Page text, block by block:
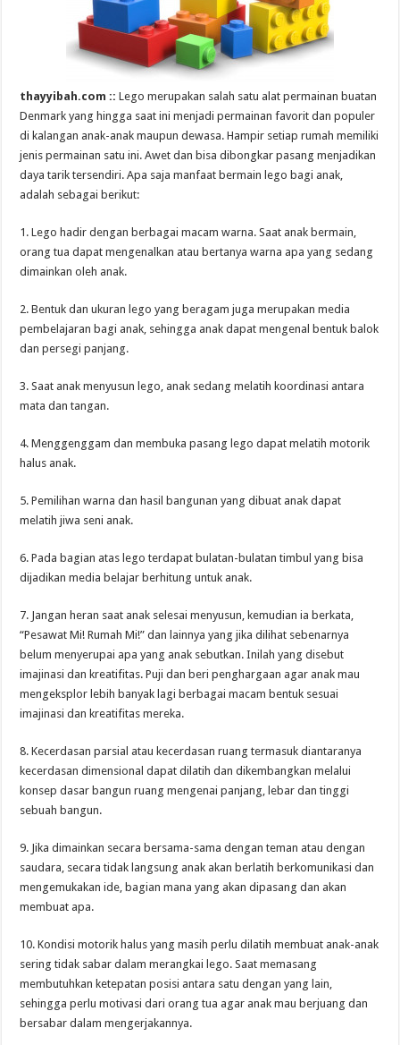
thayyibah.com ::Lego merupakan salah satu alat permainan buatan
Denmark yang hingga saat ini menjadi permainan favorit dan populer
di kalangan anak-anak maupun dewasa. Hampir setiap rumah memiliki
jenis permainan satu ini. Awet dan bisa dibongkar pasang menjadikan
daya tarik tersendiri. Apa saja manfaat bermain lego bagi anak,
adalah sebagai berikut:
1. Lego hadir dengan berbagai macam warna. Saat anak bermain,
orang tua dapat mengenalkan atau bertanya warna apa yang sedang
dimainkan oleh anak.
2. Bentuk dan ukuran lego yang beragam juga merupakan media
pembelajaran bagi anak, sehingga anak dapat mengenal bentuk balok
dan persegi panjang.
3. Saat anak menyusun lego, anak sedang melatih koordinasi antara
mata dan tangan.
4. Menggenggam dan membuka pasang lego dapat melatih motorik
halus anak.
5. Pemilihan warna dan hasil bangunan yang dibuat anak dapat
melatih jiwa seni anak.
6. Pada bagian atas lego terdapat bulatan-bulatan timbul yang bisa
dijadikan media belajar berhitung untuk anak.
7. Jangan heran saat anak selesai menyusun, kemudian ia berkata,
“Pesawat Mi! Rumah Mi!” dan lainnya yang jika dilihat sebenarnya
belum menyerupai apa yang anak sebutkan. Inilah yang disebut
imajinasi dan kreatifitas. Puji dan beri penghargaan agar anak mau
mengeksplor lebih banyak lagi berbagai macam bentuk sesuai
imajinasi dan kreatifitas mereka.
8. Kecerdasan parsial atau kecerdasan ruang termasuk diantaranya
kecerdasan dimensional dapat dilatih dan dikembangkan melalui
konsep dasar bangun ruang mengenai panjang, lebar dan tinggi
sebuah bangun.
9. Jika dimainkan secara bersama-sama dengan teman atau dengan
saudara, secara tidak langsung anak akan berlatih berkomunikasi dan
mengemukakan ide, bagian mana yang akan dipasang dan akan
membuat apa.
10. Kondisi motorik halus yang masih perlu dilatih membuat anak-anak
sering tidak sabar dalam merangkai lego. Saat memasang
membutuhkan ketepatan posisi antara satu dengan yang lain,
sehingga perlu motivasi dari orang tua agar anak mau berjuang dan
bersabar dalam mengerjakannya.